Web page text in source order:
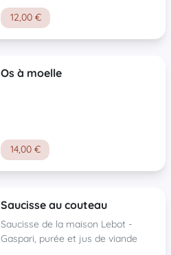
12,00 €
Os à moelle
14,00 €
Saucisse au couteau
Saucisse de la maison Lebot -
Gaspari, purée et jus de viande